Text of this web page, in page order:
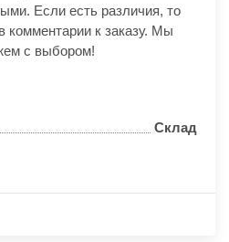
Если есть различия, то
комментарии к заказу. Мы
с выбором!
Склад